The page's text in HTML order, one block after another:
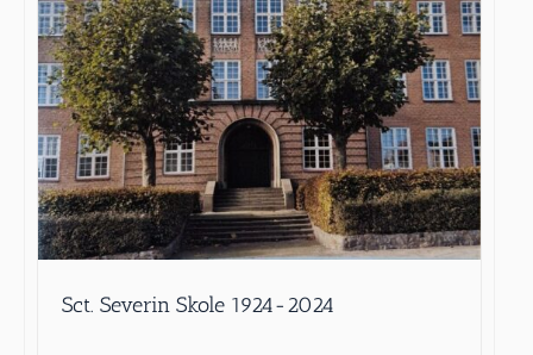
Sct. Severin Skole 1924-2024